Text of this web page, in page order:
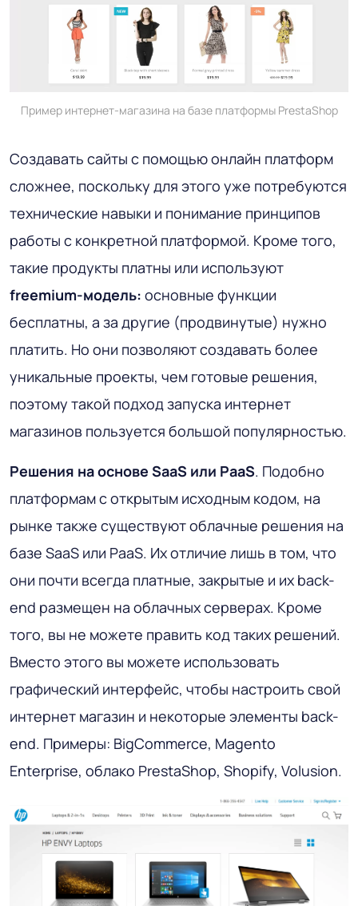
Пример интернет-магазина на базе платформы PrestaShop
Создавать сайты с помощью онлайн платформ
сложнее, поскольку для этого уже потребуются
технические навыки и понимание принципов
работы с конкретной платформой. Кроме того,
такие продукты платны или используют
freemium-модель: основные функции
бесплатны, а за другие (продвинутые) нужно
платить. Но они позволяют создавать более
уникальные проекты, чем готовые решения,
поэтому такой подход запуска интернет
магазинов пользуется большой популярностью.
Решения на основе SaaS или PaaS. Подобно
платформам с открытым исходным кодом, на
рынке также существуют облачные решения на
базе SaaS или PaaS. Их отличие лишь в том, что
они почти всегда платные, закрытые и их back-
end размещен на облачных серверах. Кроме
того, вы не можете править код таких решений.
Вместо этого вы можете использовать
графический интерфейс, чтобы настроить свой
интернет магазин и некоторые элементы back-
end. Примеры: BigCommerce, Magento
Enterprise, облако PrestaShop, Shopify, Volusion.